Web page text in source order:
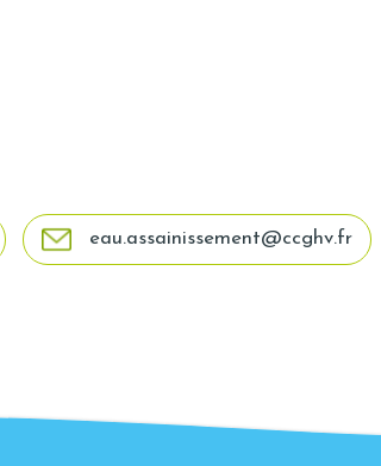
eau.assainissement@ccghv.fr